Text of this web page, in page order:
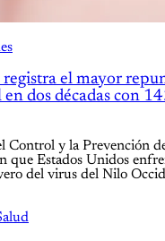
registra el mayor
dos décadas con
Control y la Prevención
que Estados Unidos
del virus del Nilo